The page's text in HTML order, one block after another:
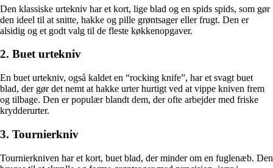
Den klassiske urtekniv har et kort, lige blad og en spids spids, som gør
den ideel til at snitte, hakke og pille grøntsager eller frugt. Den er
alsidig og et godt valg til de fleste køkkenopgaver.
2. Buet urtekniv
En buet urtekniv, også kaldet en “rocking knife”, har et svagt buet
blad, der gør det nemt at hakke urter hurtigt ved at vippe kniven frem
og tilbage. Den er populær blandt dem, der ofte arbejder med friske
krydderurter.
3. Tournierkniv
Tournierkniven har et kort, buet blad, der minder om en fuglenæb. Den